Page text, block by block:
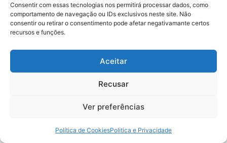
Consentir com essas tecnologias nos permitirá processar dados, como
comportamento de navegação ou IDs exclusivos neste site. Não
consentir ou retirar o consentimento pode afetar negativamante certos
recursos e funções.
Aceitar
Recusar
Ver preferências
Política de CookiesPolitica e Privacidade
Livro de Reclamações
Política de Privacidade
©2023, Todos os direitos reservados